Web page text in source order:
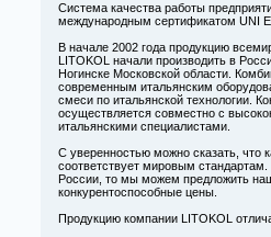
Система качества работы
международным сертификатом UNI
В начале 2002 года продукцию
LITOKOL начали производить в
Ногинске Московской области.
современным итальянским
смеси по итальянской технологии.
осуществляется совместно с
итальянскими специалистами.
С уверенностью можно сказать, что
соответствует мировым стандартам.
России, то мы можем предложить
конкурентоспособные цены.
Продукцию компании LITOKOL